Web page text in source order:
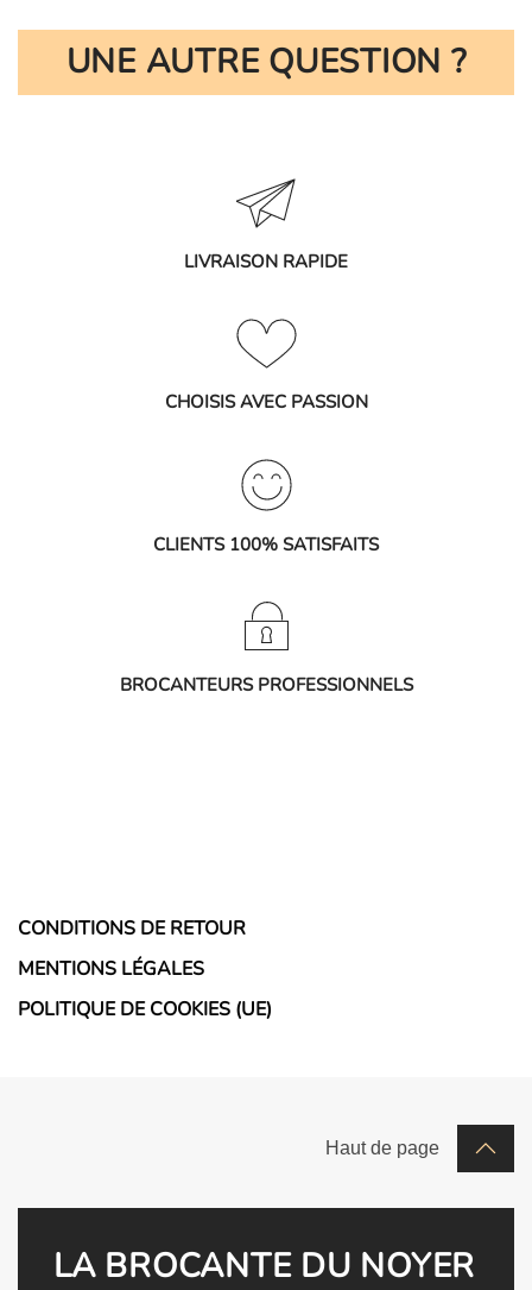
UNE AUTRE QUESTION ?
LIVRAISON RAPIDE
CHOISIS AVEC PASSION
CLIENTS 100% SATISFAITS
BROCANTEURS PROFESSIONNELS
CONDITIONS DE RETOUR
MENTIONS LÉGALES
POLITIQUE DE COOKIES (UE)
Haut de page
LA BROCANTE DU NOYER